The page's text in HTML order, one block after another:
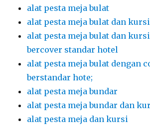
alat pesta meja bulat
alat pesta meja bulat dan
alat pesta meja bulat dan
bercover standar hotel
alat pesta meja bulat dengan
berstandar hote;
alat pesta meja bundar
alat pesta meja bundar dan
alat pesta meja dan kursi